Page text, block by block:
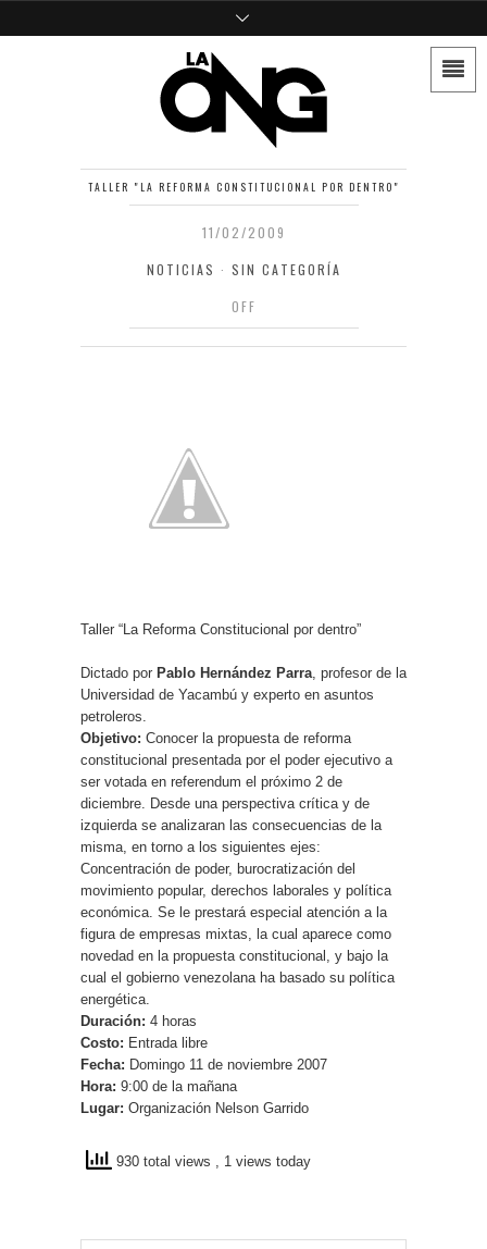
TALLER "LA REFORMA CONSTITUCIONAL POR DENTRO"
11/02/2009
NOTICIAS · SIN CATEGORÍA
OFF
Taller “La Reforma Constitucional por dentro”
Dictado por Pablo Hernández Parra, profesor de la
Universidad de Yacambú y experto en asuntos
petroleros.
Objetivo: Conocer la propuesta de reforma
constitucional presentada por el poder ejecutivo a
ser votada en referendum el próximo 2 de
diciembre. Desde una perspectiva crítica y de
izquierda se analizaran las consecuencias de la
misma, en torno a los siguientes ejes:
Concentración de poder, burocratización del
movimiento popular, derechos laborales y política
económica. Se le prestará especial atención a la
figura de empresas mixtas, la cual aparece como
novedad en la propuesta constitucional, y bajo la
cual el gobierno venezolana ha basado su política
energética.
Duración: 4 horas
Costo: Entrada libre
Fecha: Domingo 11 de noviembre 2007
Hora: 9:00 de la mañana
Lugar: Organización Nelson Garrido
930 total views , 1 views today